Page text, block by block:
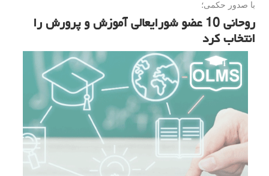
با صدور حكمی؛
روحانی 10 عضو شورایعالی آموزش و پرورش را
انتخاب كرد